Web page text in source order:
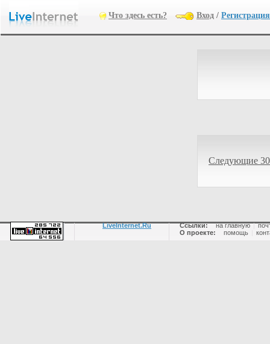
Что здесь есть? Вход / Регистрация
Следующие
LiveInternet.Ru Ссылки: на главную |
О проекте:
помощь